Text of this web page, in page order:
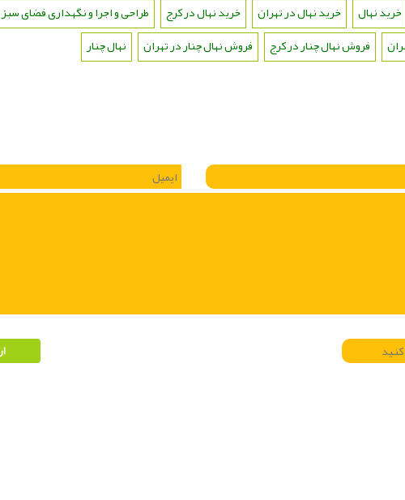
خرید نهال خرید نهال در تهران خرید نهال در کرج طراحی و اجرا و نگهداری فضای سبز
فروش نهال چنار در کرج فروش نهال چنار در تهران
نهال چنار